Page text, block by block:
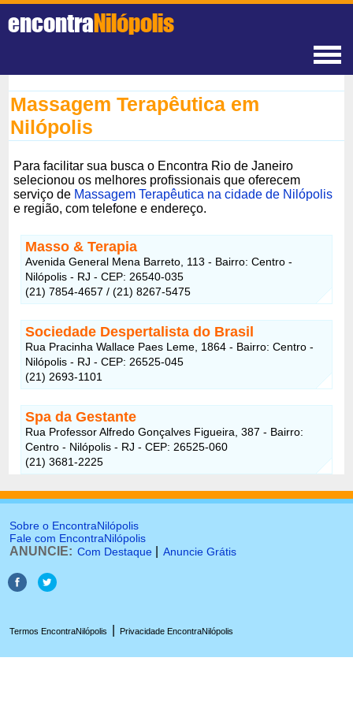
encontraNilópolis
Massagem Terapêutica em
Nilópolis
Para facilitar sua busca o Encontra Rio de Janeiro
selecionou os melhores profissionais que oferecem
serviço de Massagem Terapêutica na cidade de Nilópolis
e região, com telefone e endereço.
Masso & Terapia
Avenida General Mena Barreto, 113 - Bairro: Centro -
Nilópolis - RJ - CEP: 26540-035
(21) 7854-4657 / (21) 8267-5475
Sociedade Despertalista do Brasil
Rua Pracinha Wallace Paes Leme, 1864 - Bairro: Centro -
Nilópolis - RJ - CEP: 26525-045
(21) 2693-1101
Spa da Gestante
Rua Professor Alfredo Gonçalves Figueira, 387 - Bairro:
Centro - Nilópolis - RJ - CEP: 26525-060
(21) 3681-2225
Sobre o EncontraNilópolis
Fale com EncontraNilópolis
ANUNCIE: Com Destaque Anuncie Grátis
Termos EncontraNilópolis Privacidade EncontraNilópolis